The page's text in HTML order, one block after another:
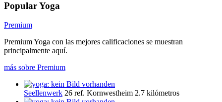
Popular Yoga
Premium
Premium Yoga con las mejores calificaciones se muestran
principalmente aquí.
más sobre Premium
Seellenwerk 26 ref. Kornwestheim 2.7 kilómetros